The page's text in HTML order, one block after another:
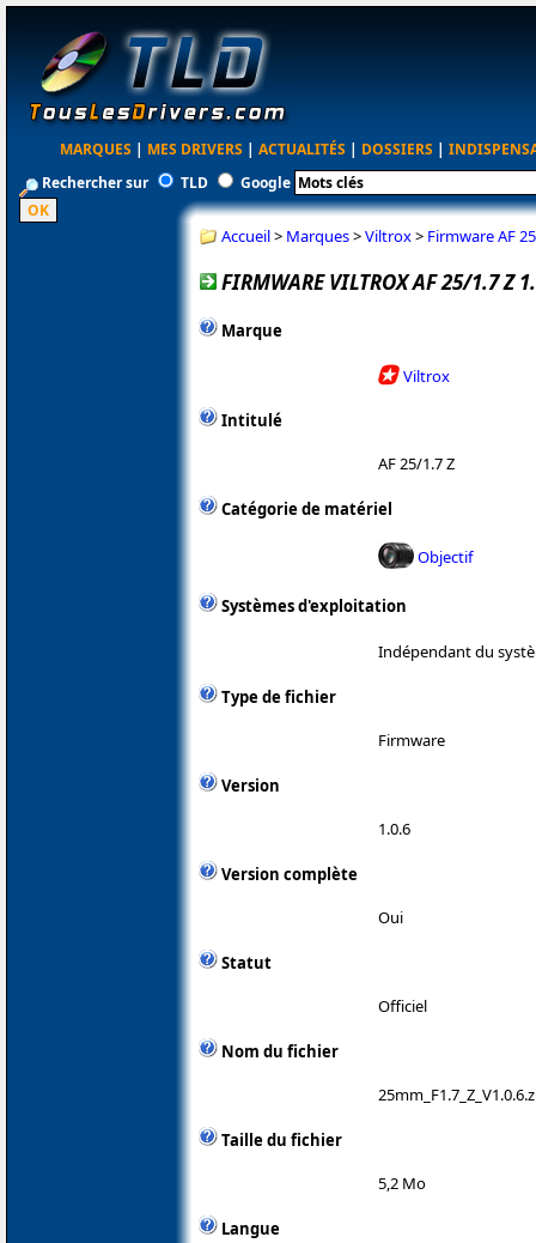
MARQUES | MES DRIVERS | ACTUALITÉS | DOSSIERS |
Rechercher sur
TLD Google
Accueil> Marques>Viltrox> Firmware AF
FIRMWARE VILTROX AF 25/1.7 Z
Marque
Viltrox
Intitulé
AF 25/1.7 Z
Catégorie de matériel
Objectif
Systèmes d'exploitation
Indépendant du
Type de fichier
Firmware
Version
1.0.6
Version complète
Oui
Statut
Officiel
Nom du fichier
Taille du fichier
5,2 Mo
Langue